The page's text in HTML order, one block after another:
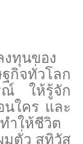
งทุนของ
กิจทั่วโลก
ณ์ ให้รู้จัก
นใคร และ
ำให้ชีวิต
ตั่ว สุทิวัส